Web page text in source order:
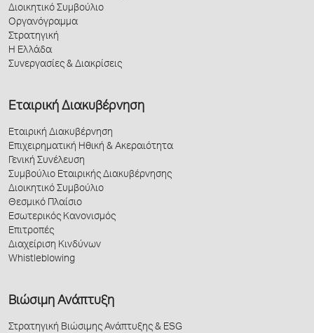
Διοικητικό Συμβούλιο
Οργανόγραμμα
Στρατηγική
Η Ελλάδα
Συνεργασίες & Διακρίσεις
Εταιρική Διακυβέρνηση
Εταιρική Διακυβέρνηση
Επιχειρηματική Ηθική & Ακεραιότητα
Γενική Συνέλευση
Συμβούλιο Εταιρικής Διακυβέρνησης
Διοικητικό Συμβούλιο
Θεσμικό Πλαίσιο
Εσωτερικός Κανονισμός
Επιτροπές
Διαχείριση Κινδύνων
Whistleblowing
Βιώσιμη Ανάπτυξη
Στρατηγική Βιώσιμης Ανάπτυξης & ESG